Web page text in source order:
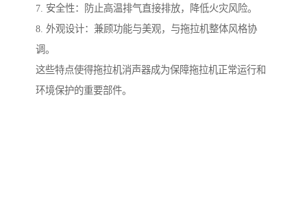
7. 安全性：防止高温排气直接排放，降低火灾风险。
8. 外观设计：兼顾功能与美观，与拖拉机整体风格协
调。
这些特点使得拖拉机消声器成为保障拖拉机正常运行和
环境保护的重要部件。